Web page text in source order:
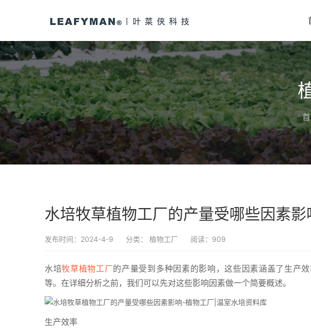
水培牧草植物工厂的产量受哪些因素影
发布时间：2024-4-9 分类： 植物工厂 阅读：909
水培牧草植物工厂的产量受到多种因素的影响，这些因素涵盖了生产
等。在详细分析之前，我们可以先对这些影响因素做一个简要概述。
生产效率